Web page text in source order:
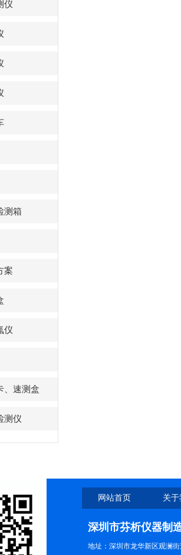
仪
测箱
案
仪
、速测盒
测仪
网站首页 关
深圳市芬析仪器制
地址：深圳市龙华新区观澜